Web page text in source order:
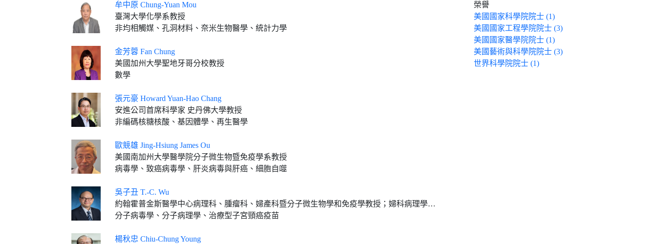
牟中原 Chung-Yuan Mou
臺灣大學化學系教授
非均相觸媒、孔洞材料、奈米生物醫學、統計力學
金芳蓉 Fan Chung
美國加州大學聖地牙哥分校教授
數學
張元豪 Howard Yuan-Hao Chang
安進公司首席科學家 史丹佛大學教授
非編碼核糖核酸、基因體學、再生醫學
歐競雄 Jing-Hsiung James Ou
美國南加州大學醫學院分子微生物暨免疫學系教授
病毒學、致癌病毒學、肝炎病毒與肝癌、細胞自噬
吳子丑 T.-C. Wu
約翰霍普金斯醫學中心病理科、腫瘤科、婦產科暨分子微生物學和免疫學教授；婦科病理學執行長；約翰霍普金斯醫院病理科醫師
分子病毒學、分子病理學、治療型子宮頸癌疫苗
楊秋忠 Chiu-Chung Young
榮譽
美國國家科學院院士 (1)
美國國家工程學院院士 (3)
美國國家醫學院院士 (1)
美國藝術與科學院院士 (3)
世界科學院院士 (1)